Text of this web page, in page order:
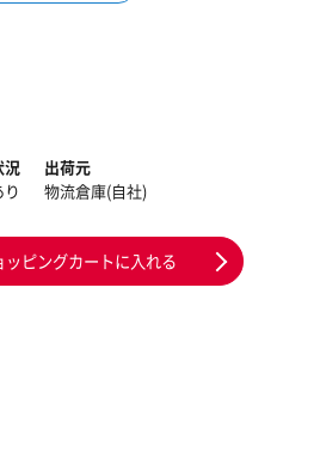
況
出荷元
物流倉庫(自社)
ッピングカートに入れる